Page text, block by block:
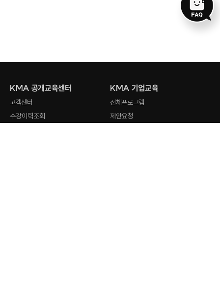
KMA 공개교육센터
고객센터
수강이력조회
KMA 기업교육
전체프로그램
제안요청